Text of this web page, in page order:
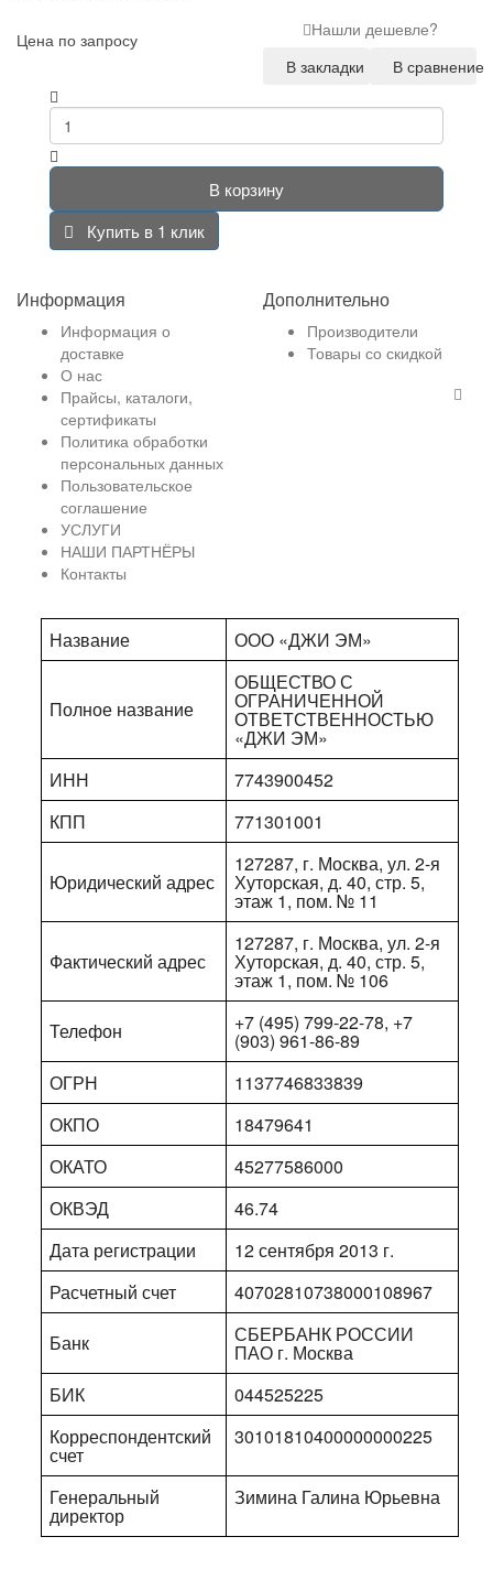
Цена по запросу
Нашли дешевле?
В закладки
В сравнение
В корзину
Купить в 1 клик
Информация
Информация о
доставке
О нас
Прайсы, каталоги,
сертификаты
Политика обработки
персональных данных
Пользовательское
соглашение
УСЛУГИ
НАШИ ПАРТНЁРЫ
Контакты
Дополнительно
Производители
Товары со скидкой
Название ООО «ДЖИ ЭМ»
Полное название
ОБЩЕСТВО С
ОГРАНИЧЕННОЙ
ОТВЕТСТВЕННОСТЬЮ
«ДЖИ ЭМ»
ИНН
7743900452
КПП
771301001
Юридический адрес
127287, г. Москва, ул. 2-я
Хуторская, д. 40, стр. 5,
этаж 1, пом. № 11
Фактический адрес
127287, г. Москва, ул. 2-я
Хуторская, д. 40, стр. 5,
этаж 1, пом. № 106
Телефон
+7 (495) 799-22-78, +7
(903) 961-86-89
ОГРН
1137746833839
ОКПО
18479641
ОКАТО
45277586000
ОКВЭД
46.74
Дата регистрации
12 сентября 2013 г.
Расчетный счет
40702810738000108967
Банк
СБЕРБАНК РОССИИ
ПАО г. Москва
БИК
044525225
Корреспондентский
счет
30101810400000000225
Генеральный
директор
Зимина Галина Юрьевна